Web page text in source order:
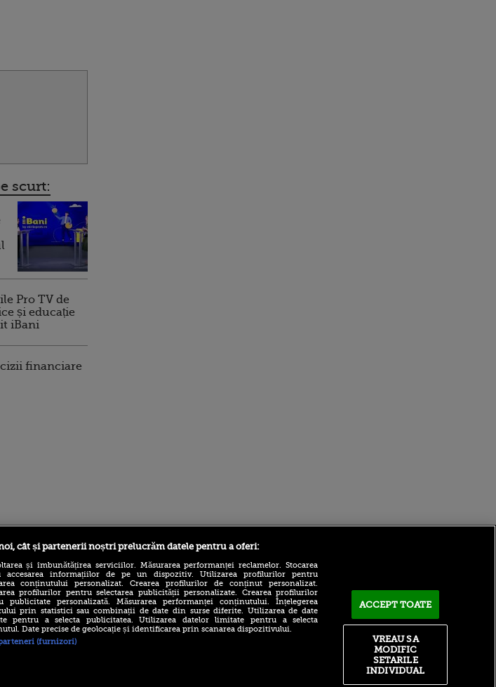
scurt:
Pro TV de
și educație
iBani
financiare
Procinema.ro Sport.ro
cât și partenerii noștri prelucrăm datele pentru a oferi:
și îmbunătățirea serviciilor. Măsurarea performanței reclamelor. Stocarea
accesarea informațiilor de pe un dispozitiv. Utilizarea profilurilor pentru
conținutului personalizat. Crearea profilurilor de conținut personalizat.
profilurilor pentru selectarea publicității personalizate. Crearea profilurilor
publicitate personalizată. Măsurarea performanței conținutului. Înțelegerea
prin statistici sau combinații de date din surse diferite. Utilizarea de date
pentru a selecta publicitatea. Utilizarea datelor limitate pentru a selecta
Date precise de geolocație și identificarea prin scanarea dispozitivului.
(furnizori)
ACCEPT TOATE
VREAU SA
MODIFIC
SETARILE
INDIVIDUAL